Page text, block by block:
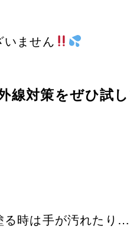
ません
線対策をぜひ試
る時は手が汚れたり…